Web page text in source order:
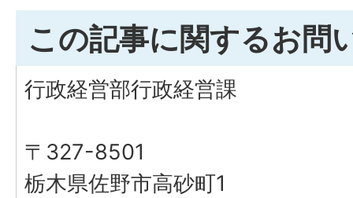
この記事に関するお問
行政経営部行政経営課
〒327-8501
栃木県佐野市高砂町1